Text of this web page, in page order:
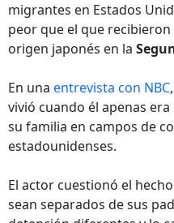
migrantes en Estados
peor que el que
origen japonés en la
En una entrevista con NBC
vivió cuando él apenas
su familia en campos de
estadounidenses.
El actor cuestionó el
sean separados de sus